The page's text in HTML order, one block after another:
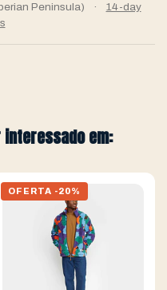
Peninsula) ·
14-day
em:
OFERTA -20%